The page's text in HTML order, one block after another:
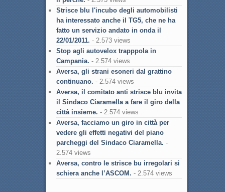
Strisce blu l'incubo degli automobilisti
ha interessato anche il TG5, che ne ha
fatto un servizio andato in onda il
22/01/2011. - 2.573 views
Stop agli autovelox trapppola in
Campania. - 2.574 views
Aversa, gli strani esoneri dal grattino
continuano. - 2.574 views
Aversa, il comitato anti strisce blu invita
il Sindaco Ciaramella a fare il giro della
città insieme. - 2.574 views
Aversa, facciamo un giro in città per
vedere gli effetti negativi del piano
parcheggi del Sindaco Ciaramella. -
2.574 views
Aversa, contro le strisce bu irregolari si
schiera anche l’ASCOM. - 2.574 views